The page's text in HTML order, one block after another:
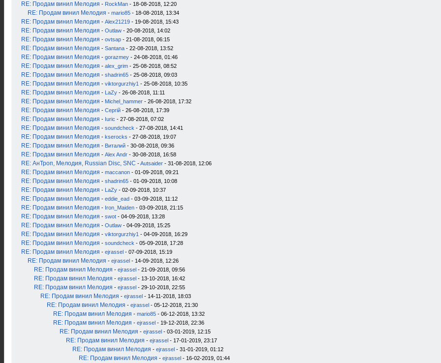
RE: Продам винил Мелодия - RockMan - 18-08-2018, 12:20
RE: Продам винил Мелодия - mario85 - 18-08-2018, 13:34
RE: Продам винил Мелодия - Alex21219 - 19-08-2018, 15:43
RE: Продам винил Мелодия - Outlaw - 20-08-2018, 14:02
RE: Продам винил Мелодия - ovtsap - 21-08-2018, 06:15
RE: Продам винил Мелодия - Santana - 22-08-2018, 13:52
RE: Продам винил Мелодия - gorazmey - 24-08-2018, 01:46
RE: Продам винил Мелодия - alex_grim - 25-08-2018, 08:52
RE: Продам винил Мелодия - shadrin65 - 25-08-2018, 09:03
RE: Продам винил Мелодия - viktorgurzhiy1 - 25-08-2018, 10:35
RE: Продам винил Мелодия - LaZy - 26-08-2018, 11:11
RE: Продам винил Мелодия - Michel_hammer - 26-08-2018, 17:32
RE: Продам винил Мелодия - Сергій - 26-08-2018, 17:39
RE: Продам винил Мелодия - Iuric - 27-08-2018, 07:02
RE: Продам винил Мелодия - soundcheck - 27-08-2018, 14:41
RE: Продам винил Мелодия - kserocks - 27-08-2018, 19:07
RE: Продам винил Мелодия - Виталий - 30-08-2018, 09:36
RE: Продам винил Мелодия - Alex Andr - 30-08-2018, 16:58
RE: АнТроп, Мелодия, Russian Disc, SNC -Autsaider - 31-08-2018, 12:06
RE: Продам винил Мелодия - maccanon - 01-09-2018, 09:21
RE: Продам винил Мелодия - shadrin65 - 01-09-2018, 10:08
RE: Продам винил Мелодия - LaZy - 02-09-2018, 10:37
RE: Продам винил Мелодия - eddie_ead - 03-09-2018, 11:12
RE: Продам винил Мелодия - Iron_Maiden - 03-09-2018, 21:15
RE: Продам винил Мелодия - swot - 04-09-2018, 13:28
RE: Продам винил Мелодия - Outlaw - 04-09-2018, 15:25
RE: Продам винил Мелодия - viktorgurzhiy1 - 04-09-2018, 16:29
RE: Продам винил Мелодия - soundcheck - 05-09-2018, 17:28
RE: Продам винил Мелодия - ejrassel - 07-09-2018, 15:19
RE: Продам винил Мелодия - ejrassel - 14-09-2018, 12:26
RE: Продам винил Мелодия - ejrassel - 21-09-2018, 09:56
RE: Продам винил Мелодия - ejrassel - 13-10-2018, 16:42
RE: Продам винил Мелодия - ejrassel - 29-10-2018, 22:55
RE: Продам винил Мелодия - ejrassel - 14-11-2018, 18:03
RE: Продам винил Мелодия - ejrassel - 05-12-2018, 21:30
RE: Продам винил Мелодия - mario85 - 06-12-2018, 13:32
RE: Продам винил Мелодия - ejrassel - 19-12-2018, 22:36
RE: Продам винил Мелодия - ejrassel - 03-01-2019, 12:15
RE: Продам винил Мелодия - ejrassel - 17-01-2019, 23:17
RE: Продам винил Мелодия - ejrassel - 31-01-2019, 01:12
RE: Продам винил Мелодия - ejrassel - 16-02-2019, 01:44